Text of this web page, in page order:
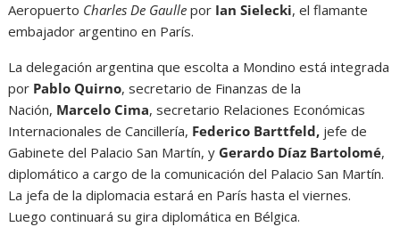
Aeropuerto Charles De Gaulle por Ian Sielecki, el flamante
embajador argentino en París.
La delegación argentina que escolta a Mondino está integrada
por Pablo Quirno, secretario de Finanzas de la
Nación, Marcelo Cima, secretario Relaciones Económicas
Internacionales de Cancillería, Federico Barttfeld, jefe de
Gabinete del Palacio San Martín, y Gerardo Díaz Bartolomé,
diplomático a cargo de la comunicación del Palacio San Martín.
La jefa de la diplomacia estará en París hasta el viernes.
Luego continuará su gira diplomática en Bélgica.